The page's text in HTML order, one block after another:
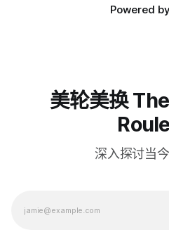
Powered by
美轮美换
深入探讨当